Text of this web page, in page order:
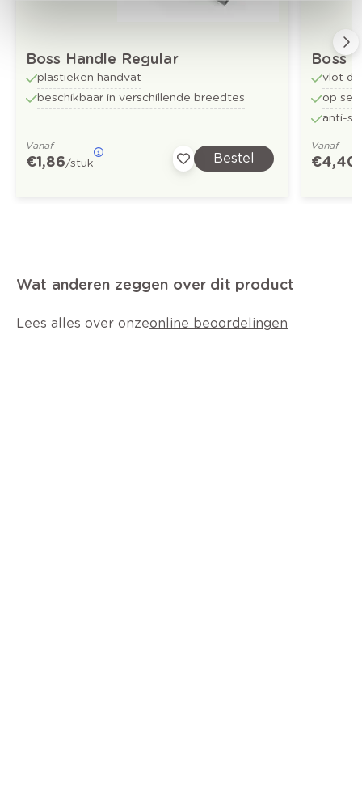
Boss Handle Regular
plastieken handvat
beschikbaar in verschillende breedtes
Vanaf
€ 1,86/stuk Bestel
Boss
vlot
op
anti-
Vanaf
€ 4,40
Wat anderen zeggen over dit product
Lees alles over onzeonline beoordelingen